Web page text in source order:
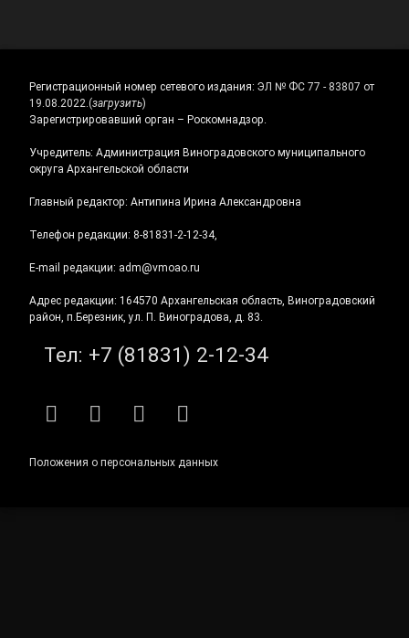
Регистрационный номер сетевого издания: ЭЛ № ФС 77 - 83807 от
19.08.2022.(загрузить)
Зарегистрировавший орган – Роскомнадзор.
Учредитель: Администрация Виноградовского муниципального
округа Архангельской области
Главный редактор: Антипина Ирина Александровна
Телефон редакции: 8-81831-2-12-34,
E-mail редакции: adm@vmoao.ru
Адрес редакции: 164570 Архангельская область, Виноградовский
район, п.Березник, ул. П. Виноградова, д. 83.
Тел: +7 (81831) 2-12-34
RSS E-mailВКонтакте
Telegram
Положения о персональных данных